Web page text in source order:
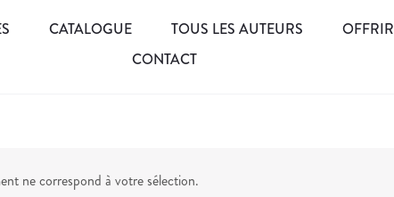
CATALOGUE TOUS LES AUTEURS
OFFRIR
CONTACT
ne correspond à votre sélection.